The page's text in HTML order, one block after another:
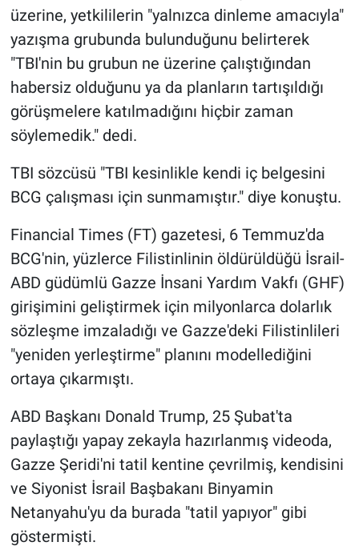
üzerine, yetkililerin "yalnızca dinleme amacıyla"
yazışma grubunda bulunduğunu belirterek
"TBI'nin bu grubun ne üzerine çalıştığından
habersiz olduğunu ya da planların tartışıldığı
görüşmelere katılmadığını hiçbir zaman
söylemedik." dedi.
TBI sözcüsü "TBI kesinlikle kendi iç belgesini
BCG çalışması için sunmamıştır." diye konuştu.
Financial Times (FT) gazetesi, 6 Temmuz'da
BCG'nin, yüzlerce Filistinlinin öldürüldüğü İsrail-
ABD güdümlü Gazze İnsani Yardım Vakfı (GHF)
girişimini geliştirmek için milyonlarca dolarlık
sözleşme imzaladığı ve Gazze'deki Filistinlileri
"yeniden yerleştirme" planını modellediğini
ortaya çıkarmıştı.
ABD Başkanı Donald Trump, 25 Şubat'ta
paylaştığı yapay zekayla hazırlanmış videoda,
Gazze Şeridi'ni tatil kentine çevrilmiş, kendisini
ve Siyonist İsrail Başbakanı Binyamin
Netanyahu'yu da burada "tatil yapıyor" gibi
göstermişti.